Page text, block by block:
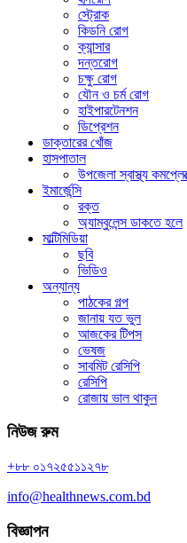
স্ট্রোক
কিডনি রোগ
ক্যান্সার
দন্তরোগ
চক্ষু রোগ
যৌন ও চর্ম রোগ
হাইপারটেনশন
ডিপ্রেশন
ডাক্তারের খোঁজ
হাসপাতাল
উপজেলা স্বাস্থ্য
ইমার্জেন্সি
রক্ত
অ্যাম্বুলেন্স ডাকতে হলে
মাল্টিমিডিয়া
ছবি
ভিডিও
অন্যান্য
পাঠকের গল্প
জানায় যত ভুল
আজকের টিপস
ভেষজ
সাবমিট রেসিপি
রেসিপি
রোজায় ভাল থাকুন
নিউজ রুম
+৮৮ ০১৭২৫৫১১২৭৮
info@healthnews.com.bd
বিজ্ঞাপন